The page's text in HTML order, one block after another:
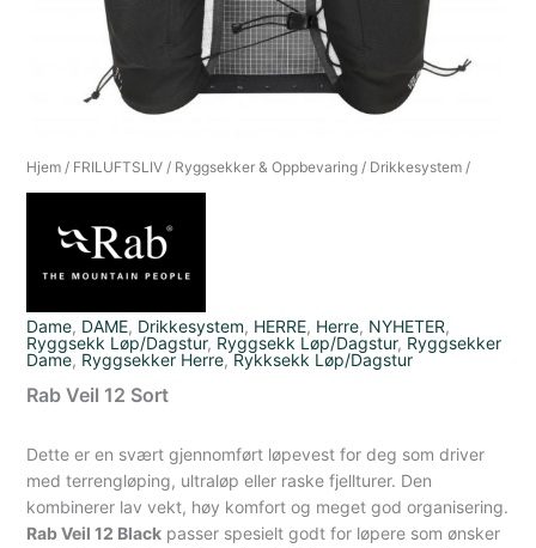
Hjem / FRILUFTSLIV / Ryggsekker & Oppbevaring / Drikkesystem /
Dame, DAME, Drikkesystem, HERRE, Herre, NYHETER,
Ryggsekk Løp/Dagstur, Ryggsekk Løp/Dagstur, Ryggsekker
Dame, Ryggsekker Herre,Rykksekk Løp/Dagstur
Rab Veil 12 Sort
Dette er en svært gjennomført løpevest for deg som driver
med terrengløping, ultraløp eller raske fjellturer. Den
kombinerer lav vekt, høy komfort og meget god organisering.
Rab Veil 12 Black passer spesielt godt for løpere som ønsker